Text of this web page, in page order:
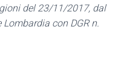
del 23/11/2017, dal
con DGR n.